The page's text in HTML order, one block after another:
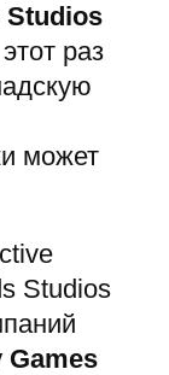
Studios
раз
может
Studios
Games